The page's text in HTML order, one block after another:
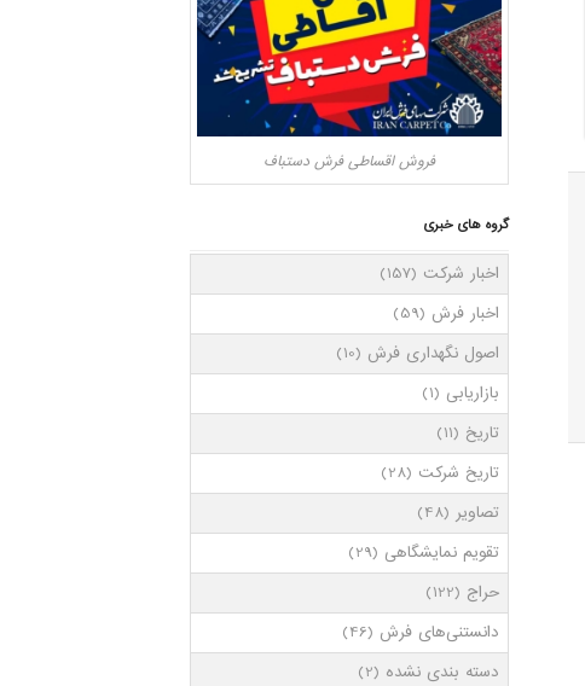
فروش اقساطی فرش دستباف
گروه های خبری
اخبار شرکت (157)
اخبار فرش (59)
اصول نگهداری فرش (10)
بازاریابی (1)
تاریخ (11)
تاریخ شرکت (28)
تصاویر (48)
تقویم نمایشگاهی (29)
حراج (122)
دانستنی‌های فرش (46)
دسته بندی نشده (2)